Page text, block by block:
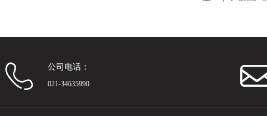
公司电话：
021-34635990